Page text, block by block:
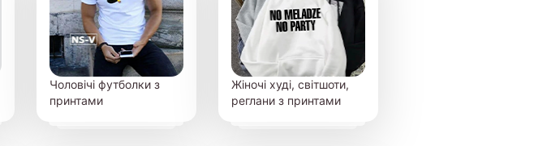
Чоловічі футболки з
принтами
Жіночі худі, світшоти,
реглани з принтами